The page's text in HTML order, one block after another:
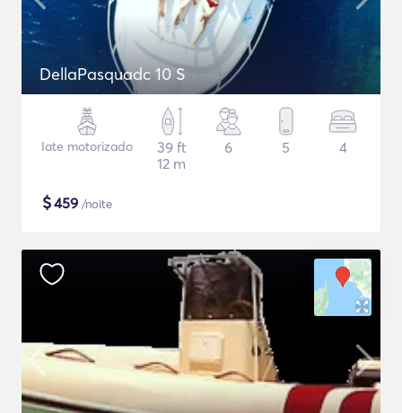
DellaPasquadc 10 S
Iate motorizado
39 ft
12 m
6 5 4
$459 /noite